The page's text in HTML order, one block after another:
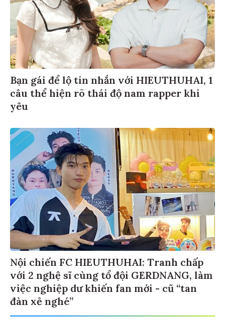
Bạn gái để lộ tin nhắn với HIEUTHUHAI, 1
câu thể hiện rõ thái độ nam rapper khi
yêu
Nội chiến FC HIEUTHUHAI: Tranh chấp
với 2 nghệ sĩ cùng tổ đội GERDNANG, làm
việc nghiệp dư khiến fan mới - cũ “tan
đàn xẻ nghé”